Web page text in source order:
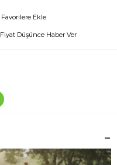
Favorilere Ekle
Fiyat Düşünce Haber Ver